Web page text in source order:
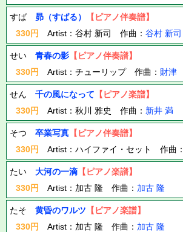
すば 昴（すばる）
【ピアノ伴奏譜】
330円
Artist：谷村 新司 作曲： 谷村 新司
せい 青春の影 【ピアノ伴奏譜】
330円
Artist：チューリップ 作曲： 財津
せん 千の風になって 【ピアノ楽譜】
330円
Artist：秋川 雅史 作曲： 新井 満
そつ 卒業写真 【ピアノ伴奏譜】
330円
Artist：ハイファイ・セット 作曲：
たい 大河の一滴 【ピアノ楽譜】
330円
Artist：加古 隆 作曲： 加古 隆
たそ 黄昏のワルツ 【ピアノ楽譜】
330円
Artist：加古 隆 作曲： 加古 隆